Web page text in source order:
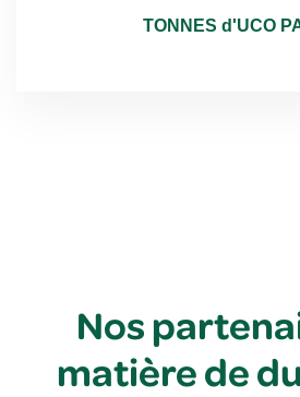
TONNES d'UCO
Nos
matière de